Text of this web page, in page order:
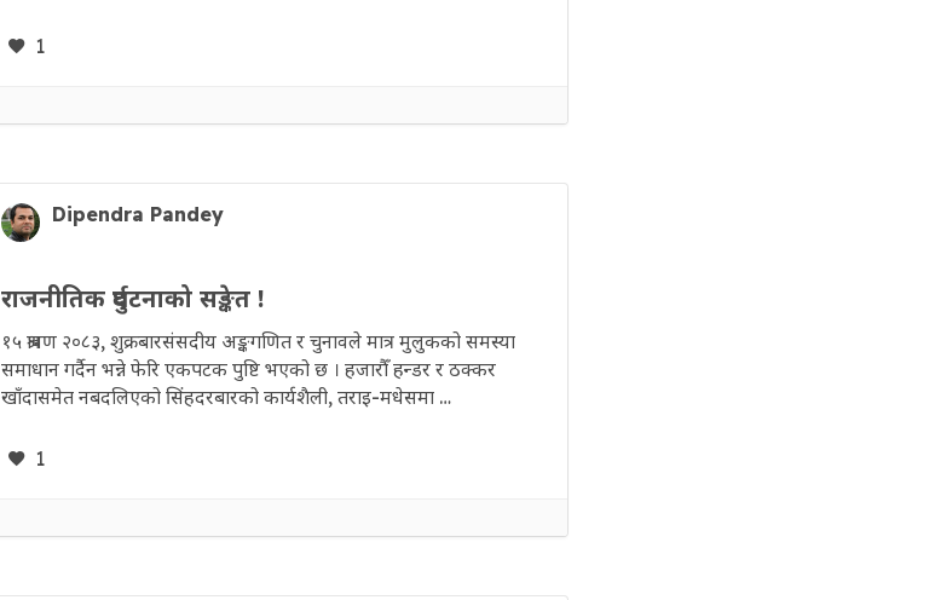
1
Dipendra Pandey
राजनीतिक दुर्घटनाको सङ्केत !
१५ श्रावण २०८३, शुक्रबारसंसदीय अङ्कगणित र चुनावले मात्र मुलुकको समस्या
समाधान गर्दैन भन्ने फेरि एकपटक पुष्टि भएको छ । हजारौँ हन्डर र ठक्कर
खाँदासमेत नबदलिएको सिंहदरबारको कार्यशैली, तराइ-मधेसमा …
1